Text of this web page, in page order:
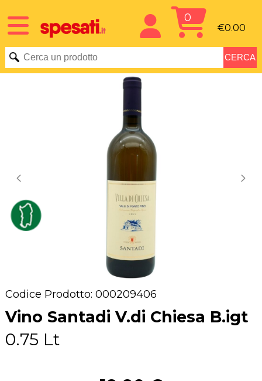
0
€0.00
Codice Prodotto: 000209406
Vino Santadi V.di Chiesa B.igt
0.75 Lt